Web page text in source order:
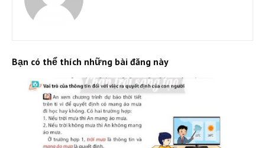
Bạn có thể thích những bài đăng này